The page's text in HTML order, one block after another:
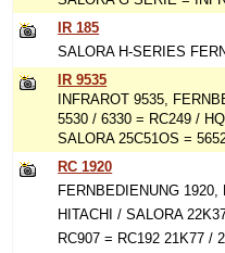
IR 185
SALORA H-SERIES
IR 9535
INFRAROT 9535,
5530 / 6330 = RC249 /
SALORA 25C51OS =
RC 1920
FERNBEDIENUNG 1920,
HITACHI / SALORA
RC907 = RC192 21K77 /